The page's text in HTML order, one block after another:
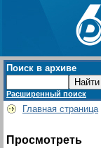
Поиск в архиве
Расширенный поиск
Главная страница
Просмотреть